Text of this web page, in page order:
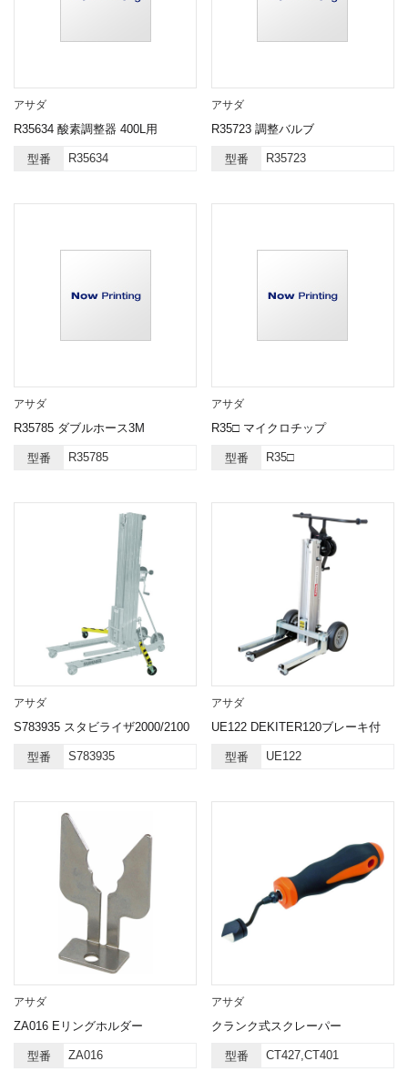
アサダ
R35634 酸素調整器 400L用
型番 R35634
アサダ
R35723 調整バルブ
型番 R35723
アサダ
R35785 ダブルホース3M
型番 R35785
アサダ
R35□ マイクロチップ
型番 R35□
アサダ
S783935 スタビライザ2000/2100
型番 S783935
アサダ
UE122 DEKITER120ブレーキ付
型番 UE122
アサダ
ZA016 Eリングホルダー
型番 ZA016
アサダ
クランク式スクレーパー
型番 CT427,CT401